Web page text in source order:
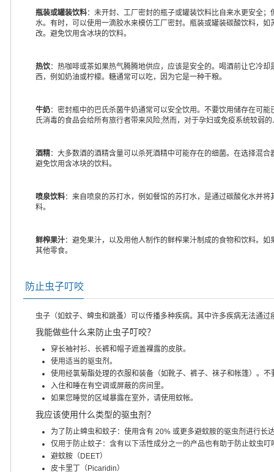
瓶装或罐装饮料：未开封、工厂密封的瓶子或罐装饮料比自来水更安全
水。有时，可以使用一滴胶水来模仿工厂密封。瓶装或罐装碳酸饮料，
改。避免饮用含冰块的饮料。
热饮：热咖啡或茶如果热气腾腾地供应，应该是安全的。喝酒前让它冷
西，例如奶油或柠檬。糖通常可以吃，因为它是一种干粮。
牛奶：密封瓶中的巴氏杀菌牛奶通常可以安全饮用。不要饮用储存在可
氏消毒的食品会给所有旅行者带来风险;然而，对于孕妇或免疫系统较弱
酒精：大多数酒的酒精含量可以杀死酒精中可能存在的细菌。在选择混
避免饮用含冰块的饮料。
喷泉饮料：来自喷泉的苏打水，例如餐馆的苏打水，是通过碳酸化水并
料。
鲜榨果汁：避免果汁，以及用他人制作的鲜榨果汁制成的食物和饮料。
其他零食。
防止虫子叮咬
虫子（如蚊子、蜱虫和跳蚤）可以传播多种疾病。其中许多疾病无法通
我能做些什么来防止虫子叮咬？
穿长袖衬衫、长裤和帽子遮盖裸露的皮肤。
使用适当的驱虫剂。
使用经氯菊酯处理的衣服和装备（如靴子、裤子、袜子和帐篷）。
入住和睡在有空调或屏蔽的房间里。
如果您睡觉的区域暴露在室外，请使用蚊帐。
我应该使用什么类型的驱虫剂？
为了防止蜱虫和蚊子：使用含有 20% 或更多避蚊胺的驱虫剂进行长
仅用于防止蚊子：含有以下活性成分之一的产品也有助于防止蚊虫
避蚊胺（DEET）
皮卡里丁（Picaridin）